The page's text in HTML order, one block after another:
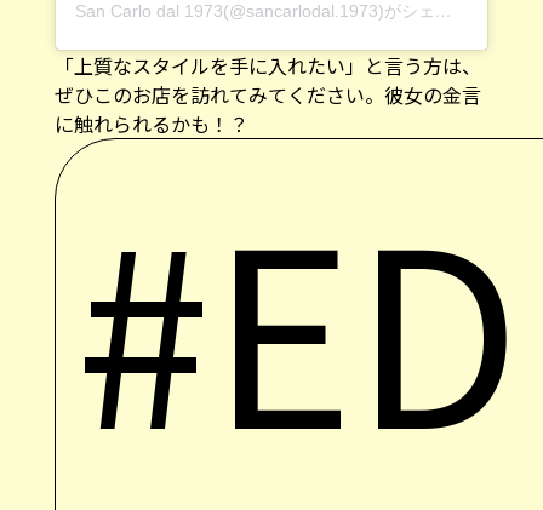
San Carlo dal 1973(@sancarlodal.1973)がシェアした投稿
「上質なスタイルを手に入れたい」と言う方は、
ぜひこのお店を訪れてみてください。彼女の金言
に触れられるかも！？